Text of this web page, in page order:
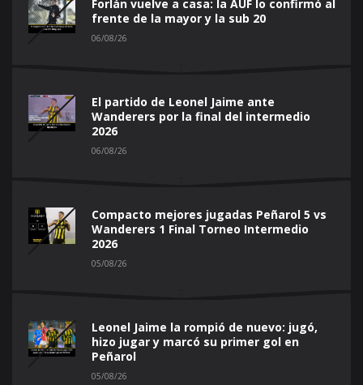
Forlán vuelve a casa: la AUF lo confirmó al
frente de la mayor y la sub 20
06/08/26
El partido de Leonel Jaime ante
Wanderers por la final del intermedio
2026
06/08/26
Compacto mejores jugadas Peñarol 5 vs
Wanderers 1 Final Torneo Intermedio
2026
05/08/26
Leonel Jaime la rompió de nuevo: jugó,
hizo jugar y marcó su primer gol en
Peñarol
05/08/26